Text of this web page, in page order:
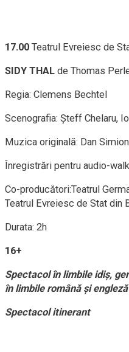
17.00 Teatrul Evreiesc de
SIDY THAL de Thomas
Regia: Clemens Bechtel
Scenografia: Șteff Chelaru,
Muzica originală: Dan Simion
Înregistrări pentru audio-
Co-producători:Teatrul
Teatrul Evreiesc de Stat din
Durata: 2h
16+
Spectacol în limbile idiș,
în limbile română și engleză
Spectacol itinerant